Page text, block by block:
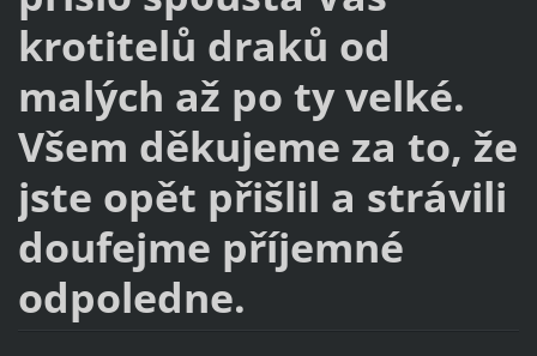
krotitelů draků od
malých až po ty velké.
Všem děkujeme za to, že
jste opět přišlil a strávili
doufejme příjemné
odpoledne.